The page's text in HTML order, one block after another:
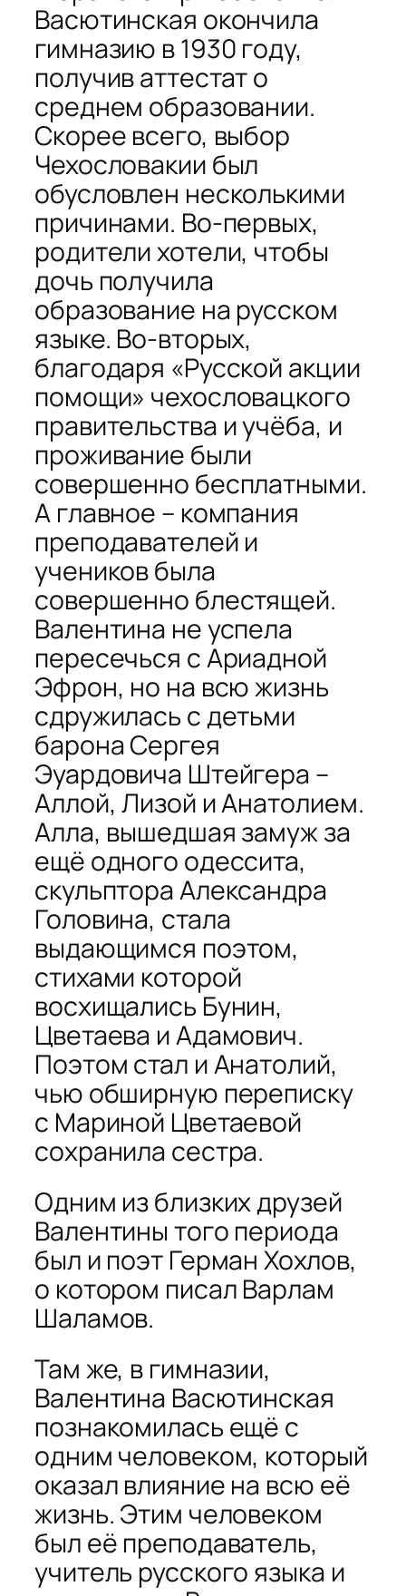
Васютинская окончила
гимназию в 1930 году,
получив аттестат о
среднем образовании.
Скорее всего, выбор
Чехословакии был
обусловлен несколькими
причинами. Во-первых,
родители хотели, чтобы
дочь получила
образование на русском
языке. Во-вторых,
благодаря «Русской акции
помощи» чехословацкого
правительства и учёба, и
проживание были
совершенно бесплатными.
А главное – компания
преподавателей и
учеников была
совершенно блестящей.
Валентина не успела
пересечься с Ариадной
Эфрон, но на всю жизнь
сдружилась с детьми
барона Сергея
Эуардовича Штейгера –
Аллой, Лизой и Анатолием.
Алла, вышедшая замуж за
ещё одного одессита,
скульптора Александра
Головина, стала
выдающимся поэтом,
стихами которой
восхищались Бунин,
Цветаева и Адамович.
Поэтом стал и Анатолий,
чью обширную переписку
с Мариной Цветаевой
сохранила сестра.
Одним из близких друзей
Валентины того периода
был и поэт Герман Хохлов,
о котором писал Варлам
Шаламов.
Там же, в гимназии,
Валентина Васютинская
познакомилась ещё с
одним человеком, который
оказал влияние на всю её
жизнь. Этим человеком
был её преподаватель,
учитель русского языка и